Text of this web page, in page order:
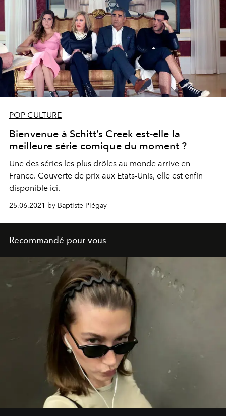
POP CULTURE
Bienvenue à Schitt’s Creek est-elle la
meilleure série comique du moment ?
Une des séries les plus drôles au monde arrive en
France. Couverte de prix aux Etats-Unis, elle est enfin
disponible ici.
25.06.2021 by Baptiste Piégay
Recommandé pour vous